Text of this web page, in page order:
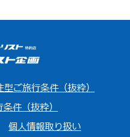
ご旅行条件（抜粋）
件（抜粋）
個人情報取り扱い